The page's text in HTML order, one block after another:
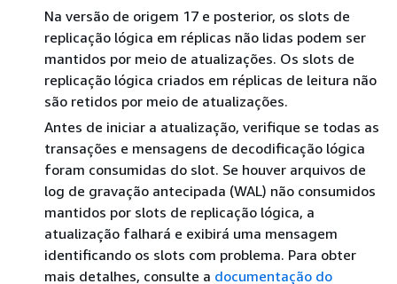
Na versão de origem 17 e posterior, os slots de
replicação lógica em réplicas não lidas podem ser
mantidos por meio de atualizações. Os slots de
replicação lógica criados em réplicas de leitura não
são retidos por meio de atualizações.
Antes de iniciar a atualização, verifique se todas as
transações e mensagens de decodificação lógica
foram consumidas do slot. Se houver arquivos de
log de gravação antecipada (WAL) não consumidos
mantidos por slots de replicação lógica, a
atualização falhará e exibirá uma mensagem
identificando os slots com problema. Para obter
mais detalhes, consulte a documentação do